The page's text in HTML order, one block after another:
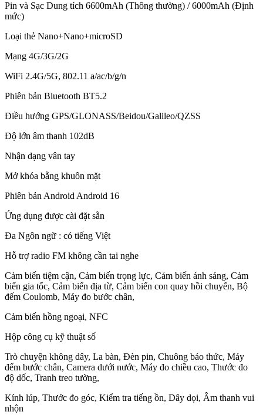
Pin và Sạc Dung tích 6600mAh (Thông thường) / 6000mAh (Định
mức)
Loại thẻ Nano+Nano+microSD
Mạng 4G/3G/2G
WiFi 2.4G/5G, 802.11 a/ac/b/g/n
Phiên bản Bluetooth BT5.2
Điều hướng GPS/GLONASS/Beidou/Galileo/QZSS
Độ lớn âm thanh 102dB
Nhận dạng vân tay
Mở khóa bằng khuôn mặt
Phiên bản Android Android 16
Ứng dụng được cài đặt sẵn
Đa Ngôn ngữ : có tiếng Việt
Hỗ trợ radio FM không cần tai nghe
Cảm biến tiệm cận, Cảm biến trọng lực, Cảm biến ánh sáng, Cảm
biến gia tốc, Cảm biến địa từ, Cảm biến con quay hồi chuyển, Bộ
đếm Coulomb, Máy đo bước chân,
Cảm biến hồng ngoại, NFC
Hộp công cụ kỹ thuật số
Trò chuyện không dây, La bàn, Đèn pin, Chuông báo thức, Máy
đếm bước chân, Camera dưới nước, Máy đo chiều cao, Thước đo
độ dốc, Tranh treo tường,
Kính lúp, Thước đo góc, Kiểm tra tiếng ồn, Dây dọi, Âm thanh vui
nhộn